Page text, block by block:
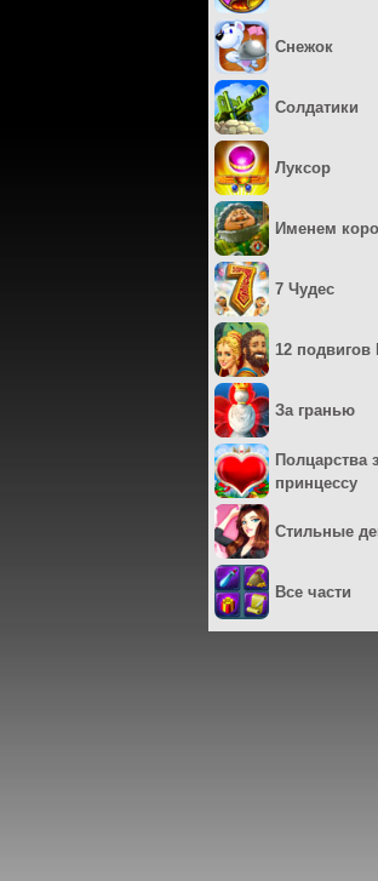
Снежок
Солдатики
Луксор
Именем
7 Чудес
12 подвигов
За гранью
Полцарства
принцессу
Стильные
Все части